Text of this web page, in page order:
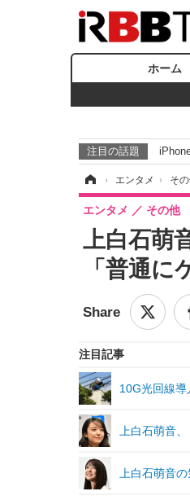
ホーム
注目の話題
› エンタメ › そ
上白石萌
「普通に
エンタメ その他
注目記事
10G光回線導
上白石萌音
上白石萌音